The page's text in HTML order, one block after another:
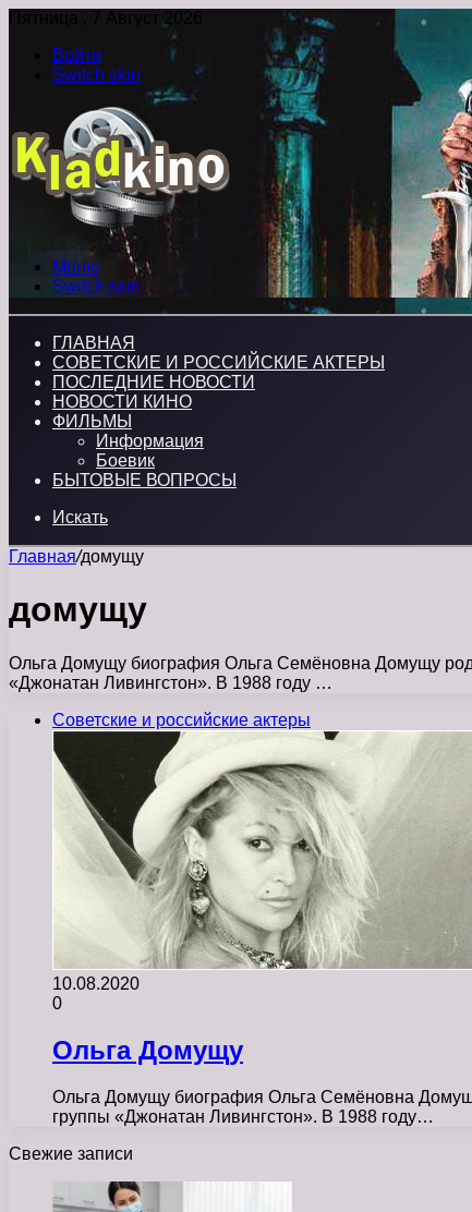
Пятница , 7 Август 2026
Войти
Switch skin
Меню
Switch skin
ГЛАВНАЯ
СОВЕТСКИЕ И РОССИЙСКИЕ АКТЕРЫ
ПОСЛЕДНИЕ НОВОСТИ
НОВОСТИ КИНО
ФИЛЬМЫ
Информация
Боевик
БЫТОВЫЕ ВОПРОСЫ
Искать
Главная/домущу
домущу
Ольга Домущу биография Ольга Семёновна Домущу
«Джонатан Ливингстон». В 1988 году …
Советские и российские актеры
10.08.2020
0
Ольга Домущу
Ольга Домущу биография Ольга Семёновна
группы «Джонатан Ливингстон». В 1988 году…
Свежие записи